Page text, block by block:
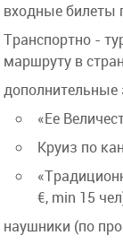
входные билеты
Транспортно -
маршруту в
дополнительные
«Ее
Круиз по
€, min 15
наушники (по